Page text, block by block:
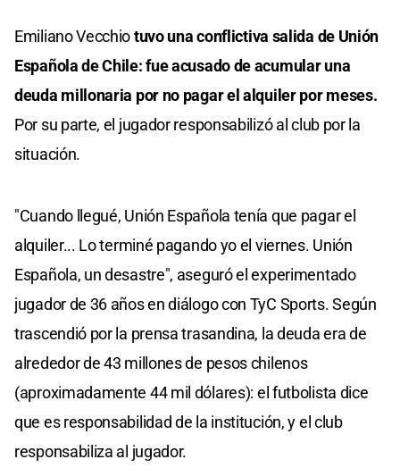
Emiliano Vecchiotuvo una conflictiva salida de Unión
Española de Chile: fue acusado de acumular una
deuda millonaria por no pagar el alquiler por meses.
Por su parte, el jugador responsabilizó al club por la
situación.
"Cuando llegué, Unión Española tenía que pagar el
alquiler... Lo terminé pagando yo el viernes. Unión
Española, un desastre", aseguró el experimentado
jugador de 36 años en diálogo con TyC Sports. Según
trascendió por la prensa trasandina, la deuda era de
alrededor de 43 millones de pesos chilenos
(aproximadamente 44 mil dólares): el futbolista dice
que es responsabilidad de la institución, y el club
responsabiliza al jugador.